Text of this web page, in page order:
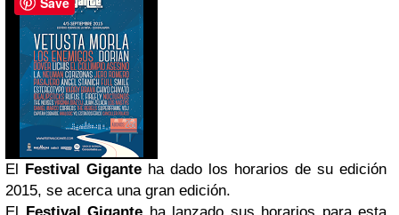
El Festival Gigante ha dado los horarios de su edición
2015, se acerca una gran edición.